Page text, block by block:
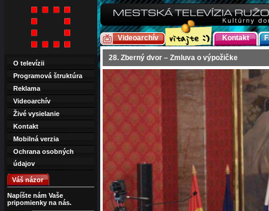
Videoarchív Kontakt
28. Zberný dvor – Zmluva o výpožičke
O televízii
Programová štruktúra
Reklama
Videoarchív
Živé vysielanie
Kontakt
Mobilná verzia
Ochrana osobných
údajov
Váš názor
Napíšte nám Vaše
pripomienky na nás.